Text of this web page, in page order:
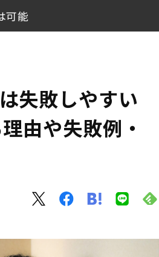
可能
失敗しやすい
由や失敗例・